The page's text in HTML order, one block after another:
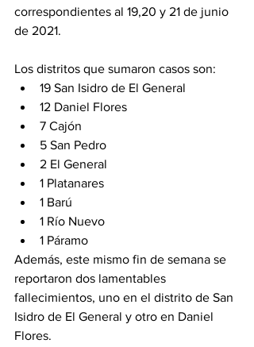
correspondientes al 19,20 y 21 de junio
de 2021.
Los distritos que sumaron casos son:
19 San Isidro de El General
12 Daniel Flores
7 Cajón
5 San Pedro
2 El General
1 Platanares
1 Barú
1 Río Nuevo
1 Páramo
Además, este mismo fin de semana se
reportaron dos lamentables
fallecimientos, uno en el distrito de San
Isidro de El General y otro en Daniel
Flores.